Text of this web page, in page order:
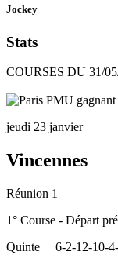
Jockey
Stats
COURSES DU 31/
jeudi 23 janvier
Vincennes
Réunion 1
1° Course - Départ
Quinte
6-2-12-10-